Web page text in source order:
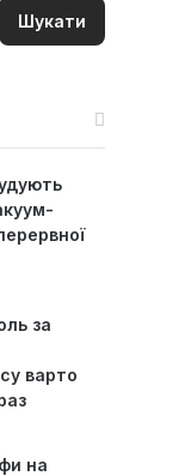
за
варто
на